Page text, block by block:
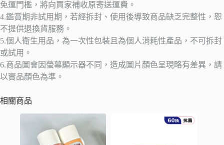
免運門檻，將向買家補收原寄送運費。
4.鑑賞期非試用期，若經拆封、使用後導致商品缺乏完整性，恕
不提供退換貨服務。
5.個人衛生用品，為一次性包裝且為個人消耗性產品，不可拆封
或試用。
6.商品圖會因螢幕顯示器不同，造成圖片顏色呈現略有差異，請
以實品顏色為準。
相關商品